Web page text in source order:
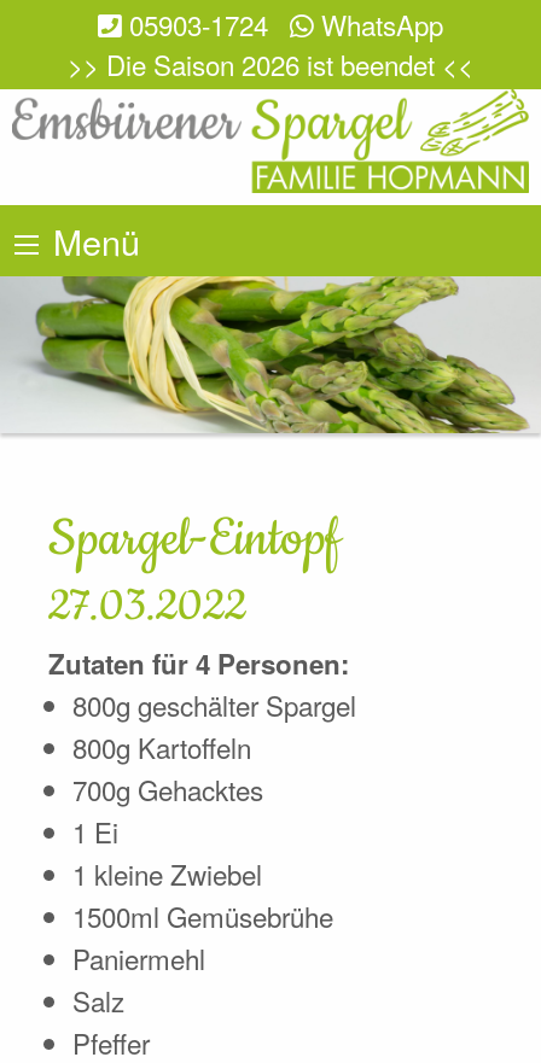
05903-1724
WhatsApp
>> Die Saison 2026 ist beendet <<
Menü
Spargel-Eintopf
27.03.2022
Zutaten für 4 Personen:
800g geschälter Spargel
800g Kartoffeln
700g Gehacktes
1 Ei
1 kleine Zwiebel
1500ml Gemüsebrühe
Paniermehl
Salz
Pfeffer